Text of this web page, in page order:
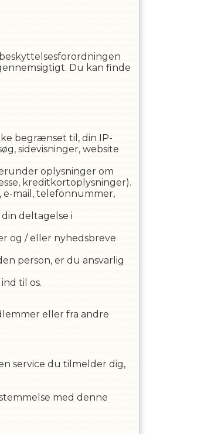
Du kan finde
begrænset til, din IP-
sidevisninger, website
oplysninger om
kreditkortoplysninger).
e-mail, telefonnummer,
deltagelse i
og / eller nyhedsbreve
person, er du ansvarlig
til os.
eller fra andre
service du tilmelder dig,
med denne